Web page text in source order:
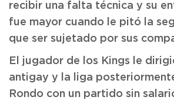
recibir una falta técnica y su
fue mayor cuando le pitó la
que ser sujetado por sus
El jugador de los Kings le
antigay y la liga
Rondo con un partido sin